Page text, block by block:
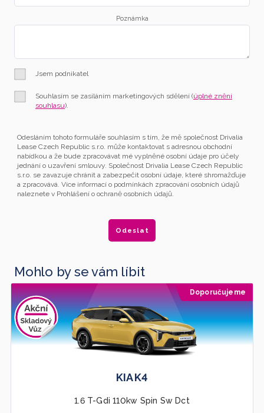
Poznámka
Jsem podnikatel
Souhlasím se zasíláním marketingových sdělení (úplné znění
souhlasu).
Odesláním tohoto formuláře souhlasím s tím, že mě společnost Drivalia
Lease Czech Republic s.r.o. může kontaktovat s adresnou obchodní
nabídkou a že bude zpracovávat mé vyplněné osobní údaje pro účely
jednání o uzavření smlouvy. Společnost Drivalia Lease Czech Republic
s.r.o. se zavazuje chránit a zabezpečit osobní údaje, které shromažďuje
a zpracovává. Více informací o podmínkách zpracování osobních údajů
naleznete v Prohlášení o ochraně osobních údajů.
Mohlo by se vám líbit
Doporučujeme
KIA K4
1.6 T-Gdi 110kw Spin Sw Dct